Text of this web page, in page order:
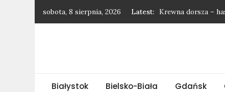
sobota, 8 sierpnia, 2026 Latest: Krewna dorsza –
Najnowsze
Białystok Bielsko-Biała Gdańsk